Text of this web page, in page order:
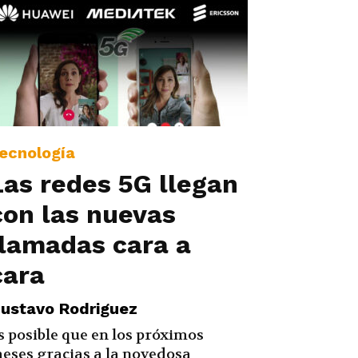
redes 5G llegan
las nuevas
cara a
Rodriguez
posible que en los próximos